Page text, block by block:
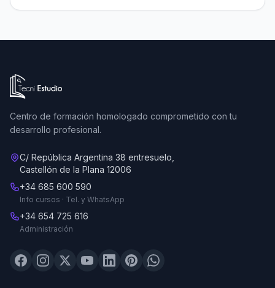
Ir a la página de inicio de Tecni Estudio
Centro de formación homologado comprometido con tu
desarrollo profesional.
C/ República Argentina 38 entresuelo,
Castellón de la Plana 12006
+34 685 600 590
Info cursos · Tel. y WhatsApp
+34 654 725 616
Administración